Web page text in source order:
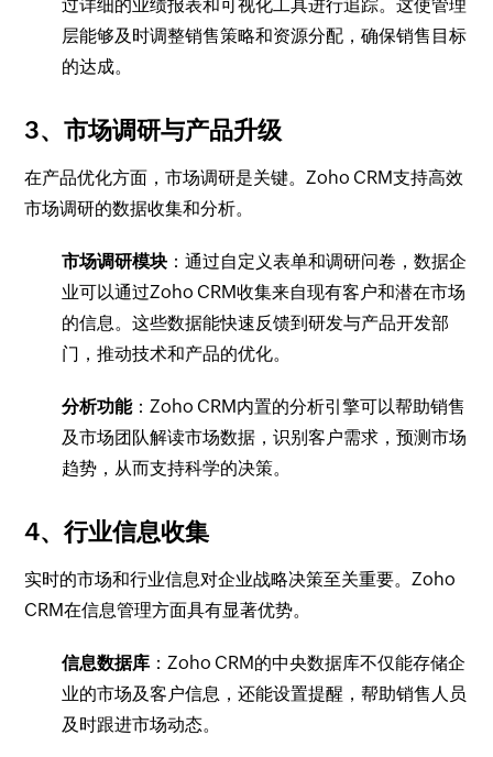
过详细的业绩报表和可视化工具进行追踪。这使管理
层能够及时调整销售策略和资源分配，确保销售目标
的达成。
3、市场调研与产品升级
在产品优化方面，市场调研是关键。Zoho CRM支持高效
市场调研的数据收集和分析。
市场调研模块 ：通过自定义表单和调研问卷，数据企
业可以通过Zoho CRM收集来自现有客户和潜在市场
的信息。这些数据能快速反馈到研发与产品开发部
门，推动技术和产品的优化。
分析功能：Zoho CRM内置的分析引擎可以帮助销售
及市场团队解读市场数据，识别客户需求，预测市场
趋势，从而支持科学的决策。
4、行业信息收集
实时的市场和行业信息对企业战略决策至关重要。Zoho
CRM在信息管理方面具有显著优势。
信息数据库 ：Zoho CRM的中央数据库不仅能存储企
业的市场及客户信息，还能设置提醒，帮助销售人员
及时跟进市场动态。